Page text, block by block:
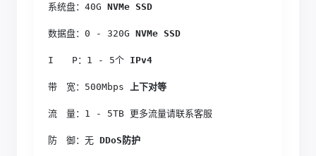
系统盘：40G NVMe SSD
数据盘：0 - 320G NVMe SSD
I　　P：1 - 5个 IPv4
带　宽：500Mbps 上下对等
流　量：1 - 5TB 更多流量请联系客服
防　御：无 DDoS防护